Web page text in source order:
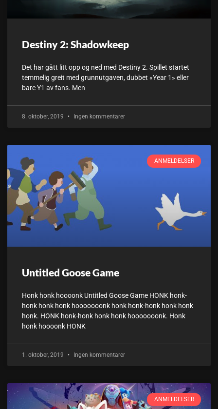
Destiny 2: Shadowkeep
Det har gått litt opp og ned med Destiny 2. Spillet startet
temmelig greit med grunnutgaven, dubbet «Year 1» eller
bare Y1 av fans. Men
8. oktober, 2019 Ingen kommentarer
ANMELDELSER
Untitled Goose Game
Honk honk hoooonk Untitled Goose Game HONK honk-
honk honk honk hooooooonk honk honk-honk honk honk
honk. HONK honk-honk honk honk hooooooonk. Honk
honk hoooonk HONK
1. oktober, 2019 Ingen kommentarer
ANMELDELSER